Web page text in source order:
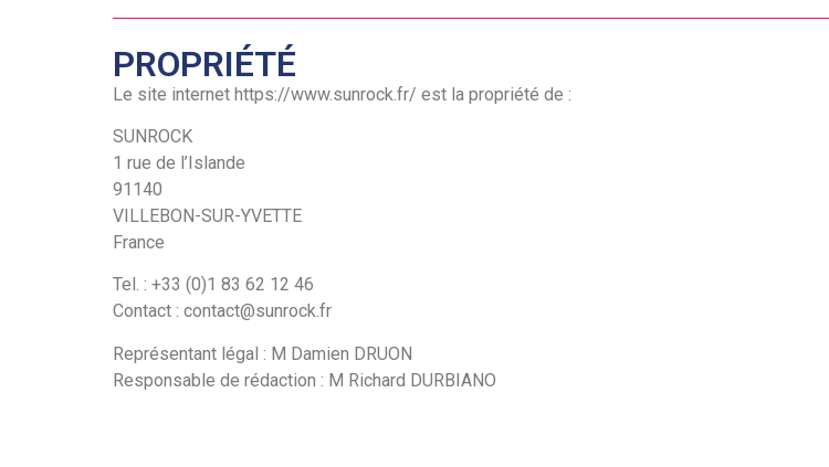
PROPRIÉTÉ
Le site internet https://www.sunrock.fr/ est la propriété de :
SUNROCK
1 rue de l’Islande
91140
VILLEBON-SUR-YVETTE
France
Tel. : +33 (0)1 83 62 12 46
Contact : contact@sunrock.fr
Représentant légal : M Damien DRUON
Responsable de rédaction : M Richard DURBIANO